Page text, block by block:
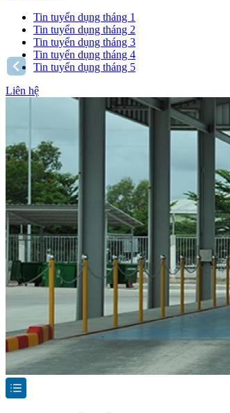
Tin tuyển dụng tháng 1
Tin tuyển dụng tháng 2
Tin tuyển dụng tháng 3
Tin tuyển dụng tháng 4
Tin tuyển dụng tháng 5
Liên hệ